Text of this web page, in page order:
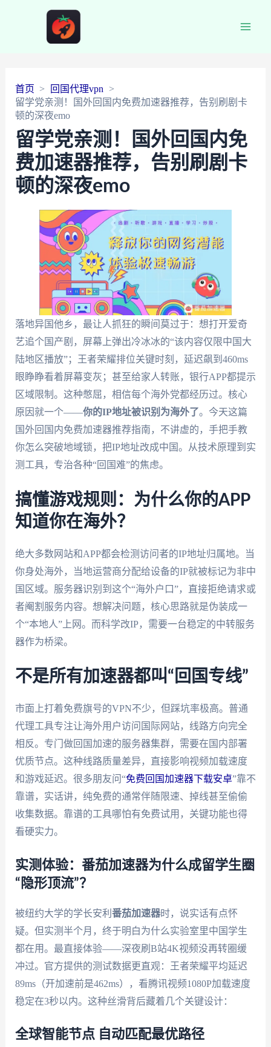
首页
回国代理vpn
留学党亲测！国外回国内免费加速器推荐，告别刷剧卡
顿的深夜emo
留学党亲测！国外回国内免
费加速器推荐，告别刷剧卡
顿的深夜emo
落地异国他乡，最让人抓狂的瞬间莫过于：想打开爱奇
艺追个国产剧，屏幕上弹出冷冰冰的“该内容仅限中国大
陆地区播放”；王者荣耀排位关键时刻，延迟飙到460ms
眼睁睁看着屏幕变灰；甚至给家人转账，银行APP都提示
区域限制。这种憋屈，相信每个海外党都经历过。核心
原因就一个——你的IP地址被识别为海外了。今天这篇
国外回国内免费加速器推荐指南，不讲虚的，手把手教
你怎么突破地域锁，把IP地址改成中国。从技术原理到实
测工具，专治各种“回国难”的焦虑。
搞懂游戏规则：为什么你的APP
知道你在海外？
绝大多数网站和APP都会检测访问者的IP地址归属地。当
你身处海外，当地运营商分配给设备的IP就被标记为非中
国区域。服务器识别到这个“海外户口”，直接拒绝请求或
者阉割服务内容。想解决问题，核心思路就是伪装成一
个“本地人”上网。而科学改IP，需要一台稳定的中转服务
器作为桥梁。
不是所有加速器都叫“回国专线”
市面上打着免费旗号的VPN不少，但踩坑率极高。普通
代理工具专注让海外用户访问国际网站，线路方向完全
相反。专门做回国加速的服务器集群，需要在国内部署
优质节点。这种线路质量差异，直接影响视频加载速度
和游戏延迟。很多朋友问“免费回国加速器下载安卓”靠不
靠谱，实话讲，纯免费的通常伴随限速、掉线甚至偷偷
收集数据。靠谱的工具哪怕有免费试用，关键功能也得
看硬实力。
实测体验：番茄加速器为什么成留学生圈
“隐形顶流”？
被纽约大学的学长安利 番茄加速器时，说实话有点怀
疑。但实测半个月，终于明白为什么实验室里中国学生
都在用。最直接体验——深夜刷B站4K视频没再转圈缓
冲过。官方提供的测试数据更直观：王者荣耀平均延迟
89ms（开加速前是462ms），看腾讯视频1080P加载速度
稳定在3秒以内。这种丝滑背后藏着几个关键设计：
全球智能节点 自动匹配最优路径